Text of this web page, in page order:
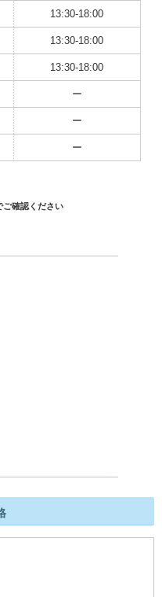
13:30-18:00
13:30-18:00
13:30-18:00
ー
ー
ー
ご確認ください